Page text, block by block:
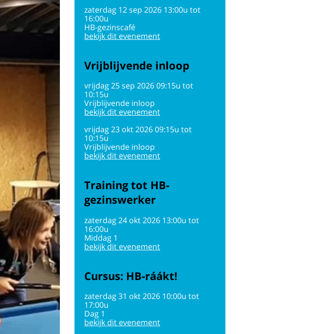
zaterdag 12 sep 2026 13:00u tot
16:00u
HB-gezinscafé
bekijk dit evenement
Vrijblijvende inloop
vrijdag 25 sep 2026 09:15u tot
10:15u
Vrijblijvende inloop
bekijk dit evenement
vrijdag 23 okt 2026 09:15u tot
10:15u
Vrijblijvende inloop
bekijk dit evenement
Training tot HB-
gezinswerker
zaterdag 24 okt 2026 13:00u tot
16:00u
Middag 1
bekijk dit evenement
Cursus: HB-ráákt!
zaterdag 31 okt 2026 10:00u tot
17:00u
Dag 1
bekijk dit evenement